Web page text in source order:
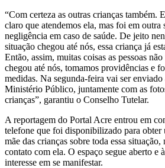
“Com certeza as outras crianças também.
claro que atendemos ela, mas foi em outra
negligência em caso de saúde. De jeito
situação chegou até nós, essa criança já
Então, assim, muitas coisas as pessoas
chegou até nós, tomamos providências e
medidas. Na segunda-feira vai ser
Ministério Público, juntamente com as
crianças”, garantiu o Conselho Tutelar.
A reportagem do Portal Acre entrou em
telefone que foi disponibilizado para obter
mãe das crianças sobre toda essa situação,
contato com ela. O espaço segue aberto e
interesse em se manifestar.